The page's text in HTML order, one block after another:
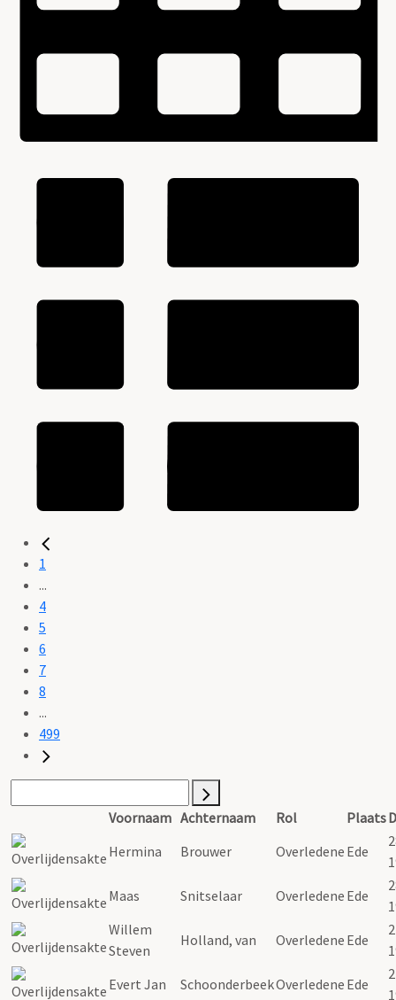
1
...
4
5
6
7
8
...
499
Voornaam Achternaam Rol Plaats
Hermina
Brouwer Overledene Ede
Maas
Snitselaar Overledene Ede
Willem
Steven
Holland, van Overledene Ede
Evert Jan
SchoonderbeekOverledene Ede